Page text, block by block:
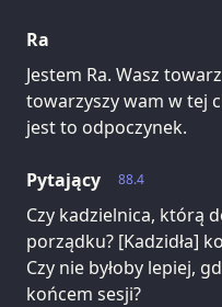
Ra
Jestem Ra. Wasz
towarzyszy wam w tej
jest to odpoczynek.
88.4
Pytający
Czy kadzielnica, którą
porządku? [Kadzidła]
Czy nie byłoby lepiej,
końcem sesji?